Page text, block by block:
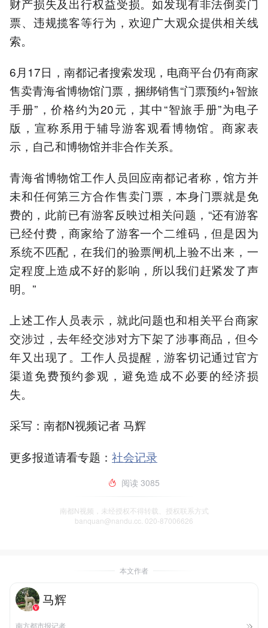
票、违规揽客等行为，欢迎广大观众提供相关线
索。
6月17日，南都记者搜索发现，电商平台仍有商家
售卖青海省博物馆门票，捆绑销售“门票预约+智旅
手册”，价格约为20元，其中“智旅手册”为电子
版，宣称系用于辅导游客观看博物馆。商家表
示，自己和博物馆并非合作关系。
青海省博物馆工作人员回应南都记者称，馆方并
未和任何第三方合作售卖门票，本身门票就是免
费的，此前已有游客反映过相关问题，“还有游客
已经付费，商家给了游客一个二维码，但是因为
系统不匹配，在我们的验票闸机上验不出来，一
定程度上造成不好的影响，所以我们赶紧发了声
明。”
上述工作人员表示，就此问题也和相关平台商家
交涉过，去年经交涉对方下架了涉事商品，但今
年又出现了。工作人员提醒，游客切记通过官方
渠道免费预约参观，避免造成不必要的经济损
失。
采写：南都N视频记者 马辉
更多报道请看专题： 社会记录
阅读 3085
南都N视频，未经授权不得转载、授权联系方式
banquan@nandu.cc. 020-87006626
本文作者
马辉
南方都市报记者